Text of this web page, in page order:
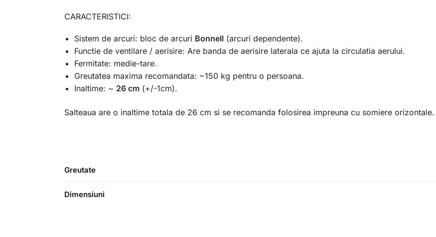
CARACTERISTICI:
Sistem de arcuri: bloc de arcuri Bonnell(arcuri dependente).
Functie de ventilare / aerisire: Are banda de aerisire laterala ce ajuta la circulatia aerului.
Fermitate: medie-tare.
Greutatea maxima recomandata: ~150 kg pentru o persoana.
Inaltime: ~ 26 cm(+/-1cm).
Salteaua are o inaltime totala de 26 cm si se recomanda folosirea impreuna cu somiere orizontale.
Greutate
Dimensiuni